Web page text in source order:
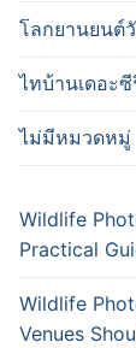
โลกยานยนต์
ไทบ้านเดอะ
ไม่มีหมวดหมู่
Wildlife
Practical
Wildlife
Venues